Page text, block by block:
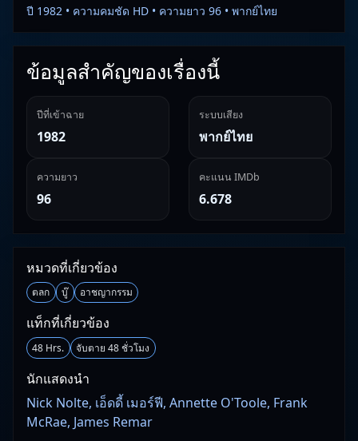
ปี 1982 • ความคมชัด HD • ความยาว 96 • พากย์ไทย
ข้อมูลสำคัญของเรื่องนี้
ปีที่เข้าฉาย
1982
ระบบเสียง
พากย์ไทย
ความยาว
96
คะแนน IMDb
6.678
หมวดที่เกี่ยวข้อง
ตลก บู๊ อาชญากรรม
แท็กที่เกี่ยวข้อง
48 Hrs. จับตาย 48 ชั่วโมง
นักแสดงนำ
Nick Nolte, เอ็ดดี้ เมอร์ฟี, Annette O'Toole, Frank
McRae, James Remar